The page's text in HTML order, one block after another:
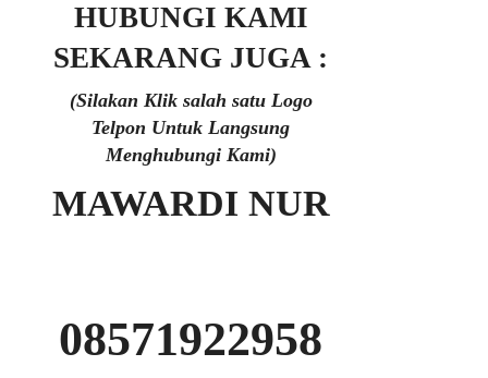
HUBUNGI KAMI
SEKARANG JUGA :
(Silakan Klik salah satu Logo
Telpon Untuk Langsung
Menghubungi Kami)
MAWARDI NUR
08571922958